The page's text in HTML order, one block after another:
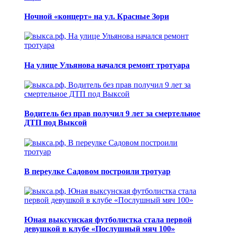
Ночной «концерт» на ул. Красные Зори
На улице Ульянова начался ремонт тротуара
Водитель без прав получил 9 лет за смертельное
ДТП под Выксой
В переулке Садовом построили тротуар
Юная выксунская футболистка стала первой
девушкой в клубе «Послушный мяч 100»